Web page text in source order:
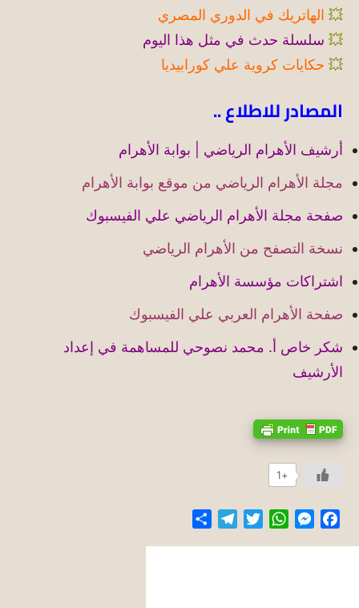
💥 الهاتريك في الدوري المصري
💥 سلسلة حدث في مثل هذا اليوم
💥 حكايات كروية علي كورابيديا
المصادر للاطلاع ..
أرشيف الأهرام الرياضي | بوابة الأهرام
مجلة الأهرام الرياضي من موقع بوابة الأهرام
صفحة مجلة الأهرام الرياضي علي الفيسبوك
نسخة التصفح من الأهرام الرياضي
اشتراكات مؤسسة الأهرام
صفحة الأهرام العربي علي الفيسبوك
شكر خاص أ. محمد نصوحي للمساهمة في إعداد
الأرشيف
+1
Facebook
Messenger
WhatsApp
Twitter
Telegram